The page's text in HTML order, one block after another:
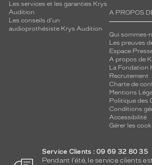
Les services et les garanties Krys
Audition
Les conseils d'un
audioprothésiste Krys Audition
A PROPOS
Qui sommes-
Les preuves
Espace
A propos de
La Fondation
Recrutement
Charte de
Mentions
Politique des
Conditions
Accessibilité
Gérer les
Service Clients : 09 69 32 80 35
Pendant l'été, le service clients